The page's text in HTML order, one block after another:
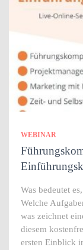
WEBINAR
Was bedeutet
Welche
was zeichnet
diesem
ersten Einblick